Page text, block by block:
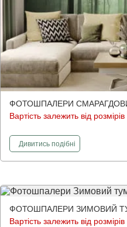
ФОТОШПАЛЕРИ
Вартість залежить від розмірів
Дивитисьфотошпалери
подібні
ФОТОШПАЛЕРИ ЗИМОВИЙ
Вартість залежить від розмірів